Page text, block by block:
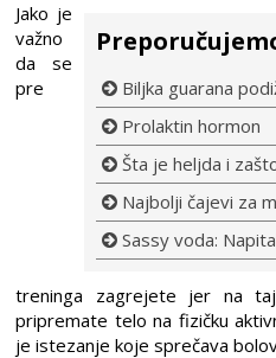
Biljka guarana
Prolaktin hormon
Šta je heljda i
Najbolji čajevi za
Sassy voda:
Jako je
važno
da se
pre
treninga zagrejete jer na
pripremate telo na fizičku
je istezanje koje sprečava